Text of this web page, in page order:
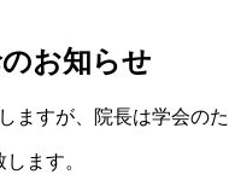
お知らせ
ますが、院長は学会のた
ます。